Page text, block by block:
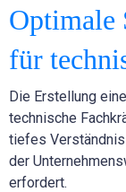
Optimale
für
Die Erstellung
technische
tiefes
der
erfordert.